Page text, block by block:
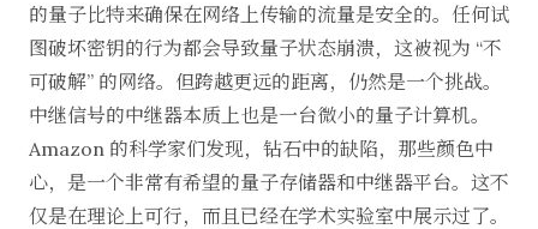
的量子比特来确保在网络上传输的流量是安全的。任何试
图破坏密钥的行为都会导致量子状态崩溃，这被视为 “不
可破解” 的网络。但跨越更远的距离，仍然是一个挑战。
中继信号的中继器本质上也是一台微小的量子计算机。
Amazon 的科学家们发现，钻石中的缺陷，那些颜色中
心，是一个非常有希望的量子存储器和中继器平台。这不
仅是在理论上可行，而且已经在学术实验室中展示过了。